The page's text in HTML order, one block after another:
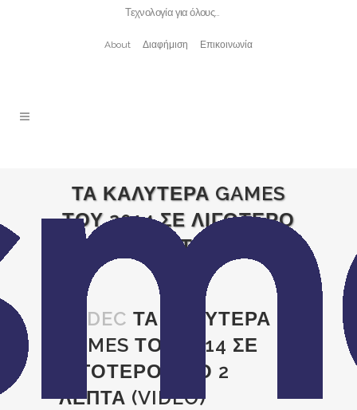
Τεχνολογία για όλους…
About Διαφήμιση Επικοινωνία
ΤΑ ΚΑΛΥΤΕΡΑ GAMES
ΤΟΥ 2014 ΣΕ ΛΙΓΟΤΕΡΟ
ΑΠΟ 2 ΛΕΠΤΑ (VIDEO)
14 DEC ΤΑ ΚΑΛΥΤΕΡΑ
GAMES ΤΟΥ 2014 ΣΕ
ΛΙΓΟΤΕΡΟ ΑΠΟ 2
ΛΕΠΤΑ (VIDEO)